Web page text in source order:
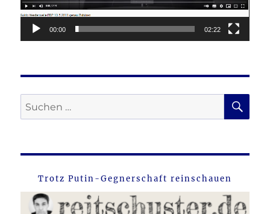
00:00 02:22
Suche
nach:
Trotz Putin-Gegnerschaft reinschauen